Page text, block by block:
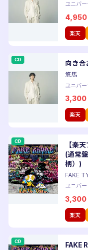
ユニバ
4,950
楽天
CD 向き合
悠馬
ユニバ
3,300
楽天
CD
【楽
(通常
柄）)
FAKE
ユニバ
3,300
楽天
CD
FAKE